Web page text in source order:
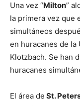
Una vez “Milton”
la primera vez que
simultáneos
en huracanes de la
Klotzbach. Se han
huracanes
El área de St.